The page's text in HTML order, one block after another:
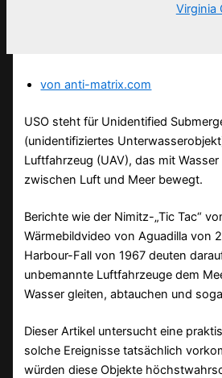
Virginia
von anti-matrix.com
USO steht für Unidentified
(unidentifiziertes
Luftfahrzeug (UAV), das mit
zwischen Luft und Meer bewegt.
Berichte wie der Nimitz-„Tic Tac“
Wärmebildvideo von Aguadilla von
Harbour-Fall von 1967 deuten
unbemannte Luftfahrzeuge dem
Wasser gleiten, abtauchen und
Dieser Artikel untersucht eine
solche Ereignisse tatsächlich
würden diese Objekte